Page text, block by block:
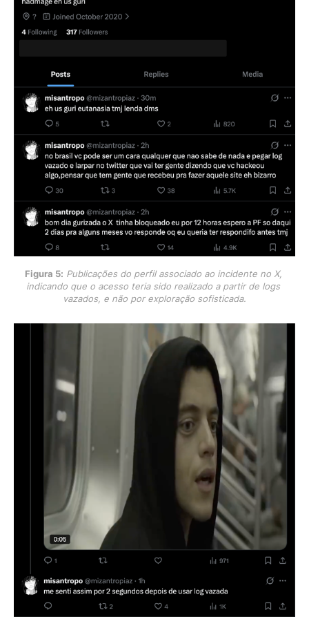
Figura 5: Publicações do perfil associado ao incidente no X,
indicando que o acesso teria sido realizado a partir de logs
vazados, e não por exploração sofisticada.